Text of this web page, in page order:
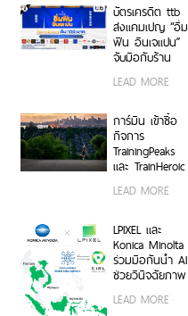
บัตรเครดิต ttb
ส่งแคมเปญ “อิ่ม
ฟิน อินเจแปน”
จับมือกับร้าน
ดังกว่า 40 ร้าน
LEAD MORE
การ์มิน เข้าซื้อ
กิจการ
TrainingPeaks
และ TrainHeroic
กลุ่มธุรกิจฟิตเนส
2569 โต 25%
LEAD MORE
LPIXEL และ
Konica Minolta
ร่วมมือกันนำ AI
ช่วยวินิจฉัยภาพ
“EIRL” สู่ตลาด
LEAD MORE